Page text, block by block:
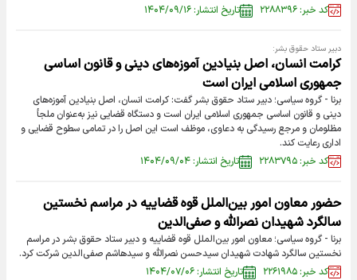
کد خبر: ۲۲۸۸۳۹۶
تاریخ انتشار: ۱۴۰۴/۰۹/۱۶
دبیر ستاد حقوق بشر:
کرامت انسان، اصل بنیادین آموزه‌های دینی و قانون اساسی
جمهوری اسلامی ایران است
برنا - گروه سیاسی؛ دبیر ستاد حقوق بشر گفت: کرامت انسان، اصل بنیادین آموزه‌های
دینی و قانون اساسی جمهوری اسلامی ایران است و دستگاه قضایی نیز به‌عنوان ملجأ
مظلومان و مرجع رسیدگی به دعاوی، موظف است این اصل را در تمامی سطوح قضایی و
اداری رعایت کند.
کد خبر: ۲۲۸۳۷۹۵
تاریخ انتشار: ۱۴۰۴/۰۹/۰۴
حضور معاون امور بین‌الملل قوه قضاییه در مراسم نخستین
سالگرد شهیدان نصرالله و صفی‌الدین
برنا - گروه سیاسی؛ معاون امور بین‌الملل قوه قضاییه و دبیر ستاد حقوق بشر در مراسم
نخستین سالگرد شهادت شهیدان سیدحسن نصرالله و سیدهاشم صفی‌الدین شرکت کرد.
کد خبر: ۲۲۶۱۹۸۵
تاریخ انتشار: ۱۴۰۴/۰۷/۰۶